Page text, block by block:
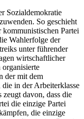
Sozialdemokratie
So geschieht
kommunistischen Partei
Wahlerfolge der
unter führender
wirtschaftlicher
der mit dem
in der Arbeiterklasse
davon, dass die
die einzige Partei
die einzige